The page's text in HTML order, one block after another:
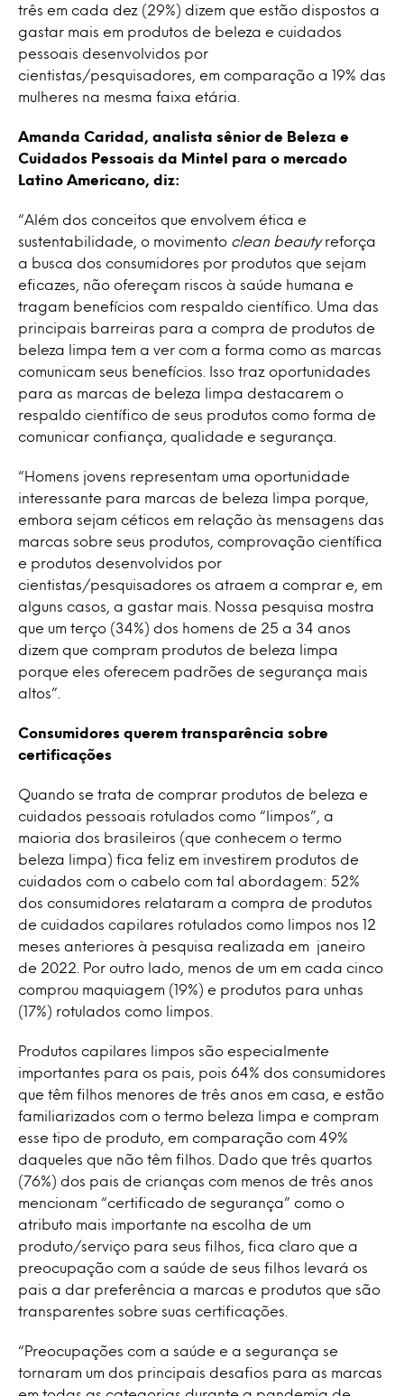
três em cada dez (29%) dizem que estão dispostos a
gastar mais em produtos de beleza e cuidados
pessoais desenvolvidos por
cientistas/pesquisadores, em comparação a 19% das
mulheres na mesma faixa etária.
Amanda Caridad, analista sênior de Beleza e
Cuidados Pessoais da Mintel para o mercado
Latino Americano, diz:
“Além dos conceitos que envolvem ética e
sustentabilidade, o movimento clean beautyreforça
a busca dos consumidores por produtos que sejam
eficazes, não ofereçam riscos à saúde humana e
tragam benefícios com respaldo científico. Uma das
principais barreiras para a compra de produtos de
beleza limpa tem a ver com a forma como as marcas
comunicam seus benefícios. Isso traz oportunidades
para as marcas de beleza limpa destacarem o
respaldo científico de seus produtos como forma de
comunicar confiança, qualidade e segurança.
“Homens jovens representam uma oportunidade
interessante para marcas de beleza limpa porque,
embora sejam céticos em relação às mensagens das
marcas sobre seus produtos, comprovação científica
e produtos desenvolvidos por
cientistas/pesquisadores os atraem a comprar e, em
alguns casos, a gastar mais. Nossa pesquisa mostra
que um terço (34%) dos homens de 25 a 34 anos
dizem que compram produtos de beleza limpa
porque eles oferecem padrões de segurança mais
altos”.
Consumidores querem transparência sobre
certificações
Quando se trata de comprar produtos de beleza e
cuidados pessoais rotulados como “limpos”, a
maioria dos brasileiros (que conhecem o termo
beleza limpa) fica feliz em investirem produtos de
cuidados com o cabelo com tal abordagem: 52%
dos consumidores relataram a compra de produtos
de cuidados capilares rotulados como limpos nos 12
meses anteriores à pesquisa realizada em janeiro
de 2022. Por outro lado, menos de um em cada cinco
comprou maquiagem (19%) e produtos para unhas
(17%) rotulados como limpos.
Produtos capilares limpos são especialmente
importantes para os pais, pois 64% dos consumidores
que têm filhos menores de três anos em casa, e estão
familiarizados com o termo beleza limpa e compram
esse tipo de produto, em comparação com 49%
daqueles que não têm filhos. Dado que três quartos
(76%) dos pais de crianças com menos de três anos
mencionam “certificado de segurança” como o
atributo mais importante na escolha de um
produto/serviço para seus filhos, fica claro que a
preocupação com a saúde de seus filhos levará os
pais a dar preferência a marcas e produtos que são
transparentes sobre suas certificações.
“Preocupações com a saúde e a segurança se
tornaram um dos principais desafios para as marcas